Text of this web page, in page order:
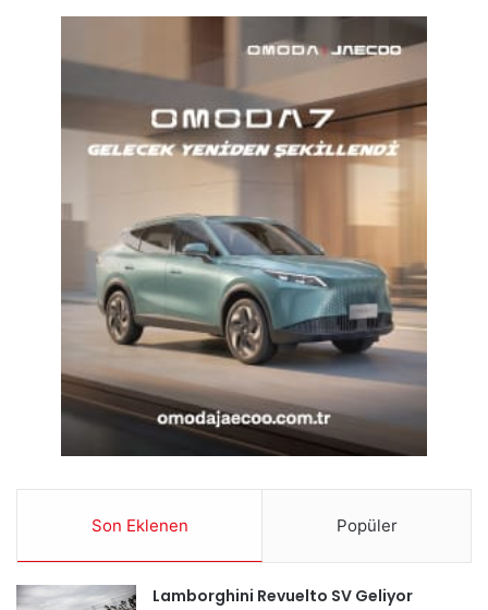
Son Eklenen Popüler
Lamborghini Revuelto SV Geliyor